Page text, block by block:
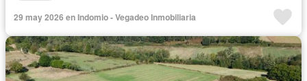
29 may 2026 en Indomio - Vegadeo Inmobiliaria